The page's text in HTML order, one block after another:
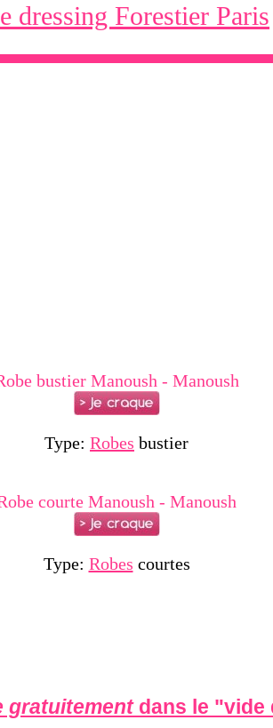
dressing Forestier Paris
bustier Manoush - Manoush
Type: Robes bustier
courte Manoush - Manoush
Type: Robes courtes
gratuitementdans le "vide